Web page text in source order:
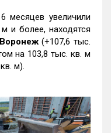
месяцев увеличили
и более, находятся
Воронеж(+107,6 тыс.
на 103,8 тыс. кв. м
м).